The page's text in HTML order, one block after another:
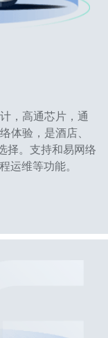
，高通芯片，通
体验，是酒店、
择。支持和易网络
运维等功能。